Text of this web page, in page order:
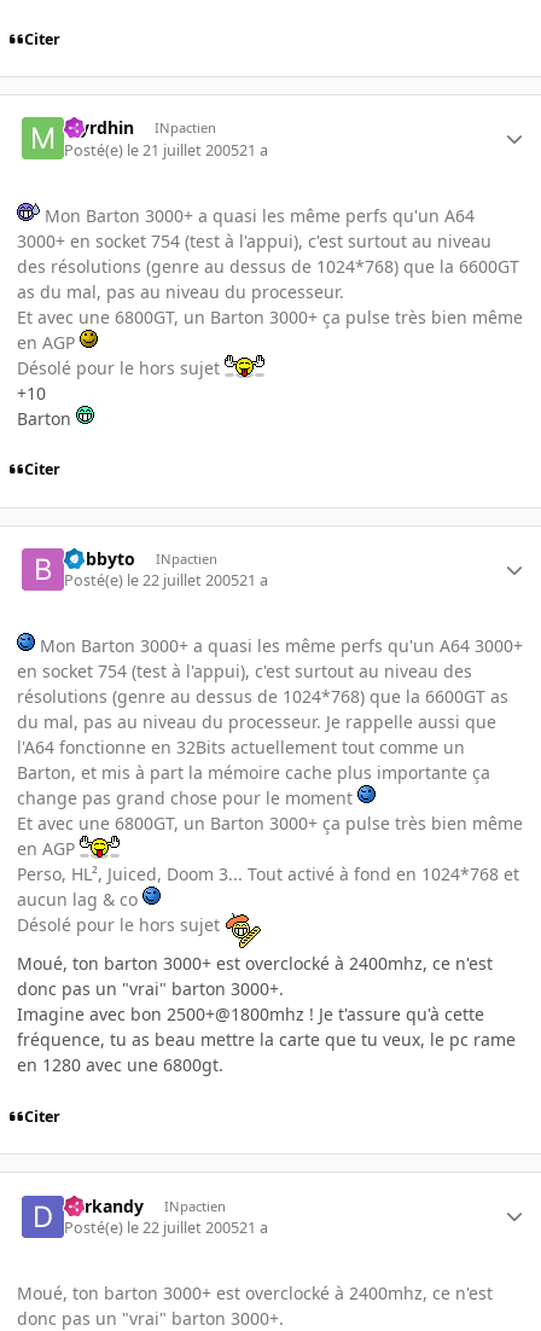
Citer
Myrdhin INpactien
Posté(e) le 21 juillet 200521 a
Mon Barton 3000+ a quasi les même perfs qu'un A64
3000+ en socket 754 (test à l'appui), c'est surtout au niveau
des résolutions (genre au dessus de 1024*768) que la 6600GT
as du mal, pas au niveau du processeur.
Et avec une 6800GT, un Barton 3000+ ça pulse très bien même
en AGP
Désolé pour le hors sujet
+10
Barton
Citer
bobbyto INpactien
Posté(e) le 22 juillet 200521 a
Mon Barton 3000+ a quasi les même perfs qu'un A64 3000+
en socket 754 (test à l'appui), c'est surtout au niveau des
résolutions (genre au dessus de 1024*768) que la 6600GT as
du mal, pas au niveau du processeur. Je rappelle aussi que
l'A64 fonctionne en 32Bits actuellement tout comme un
Barton, et mis à part la mémoire cache plus importante ça
change pas grand chose pour le moment
Et avec une 6800GT, un Barton 3000+ ça pulse très bien même
en AGP
Perso, HL², Juiced, Doom 3... Tout activé à fond en 1024*768 et
aucun lag & co
Désolé pour le hors sujet
Moué, ton barton 3000+ est overclocké à 2400mhz, ce n'est
donc pas un "vrai" barton 3000+.
Imagine avec bon 2500+@1800mhz ! Je t'assure qu'à cette
fréquence, tu as beau mettre la carte que tu veux, le pc rame
en 1280 avec une 6800gt.
Citer
darkandy INpactien
Posté(e) le 22 juillet 200521 a
Moué, ton barton 3000+ est overclocké à 2400mhz, ce n'est
donc pas un "vrai" barton 3000+.